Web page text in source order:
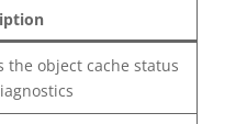
the object cache status